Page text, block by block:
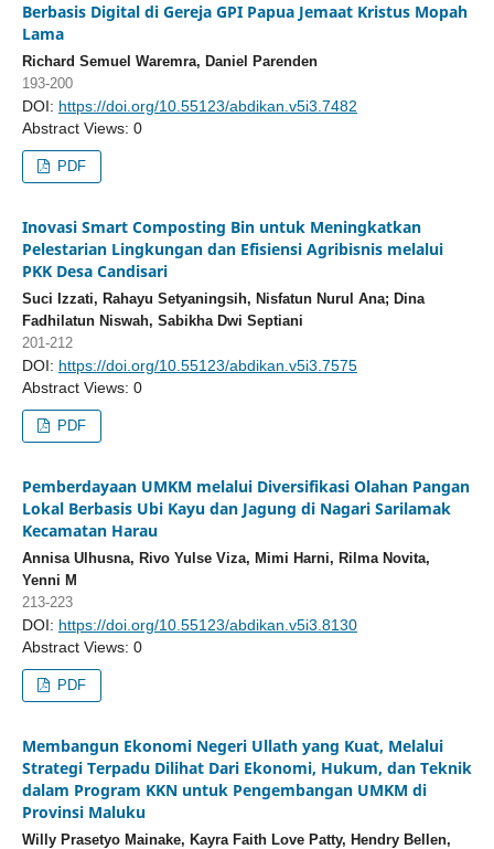
Berbasis Digital di Gereja GPI Papua Jemaat Kristus Mopah
Lama
Richard Semuel Waremra, Daniel Parenden
193-200
DOI: https://doi.org/10.55123/abdikan.v5i3.7482
Abstract Views: 0
PDF
Inovasi Smart Composting Bin untuk Meningkatkan
Pelestarian Lingkungan dan Efisiensi Agribisnis melalui
PKK Desa Candisari
Suci Izzati, Rahayu Setyaningsih, Nisfatun Nurul Ana; Dina
Fadhilatun Niswah, Sabikha Dwi Septiani
201-212
DOI: https://doi.org/10.55123/abdikan.v5i3.7575
Abstract Views: 0
PDF
Pemberdayaan UMKM melalui Diversifikasi Olahan Pangan
Lokal Berbasis Ubi Kayu dan Jagung di Nagari Sarilamak
Kecamatan Harau
Annisa Ulhusna, Rivo Yulse Viza, Mimi Harni, Rilma Novita,
Yenni M
213-223
DOI: https://doi.org/10.55123/abdikan.v5i3.8130
Abstract Views: 0
PDF
Membangun Ekonomi Negeri Ullath yang Kuat, Melalui
Strategi Terpadu Dilihat Dari Ekonomi, Hukum, dan Teknik
dalam Program KKN untuk Pengembangan UMKM di
Provinsi Maluku
Willy Prasetyo Mainake, Kayra Faith Love Patty, Hendry Bellen,